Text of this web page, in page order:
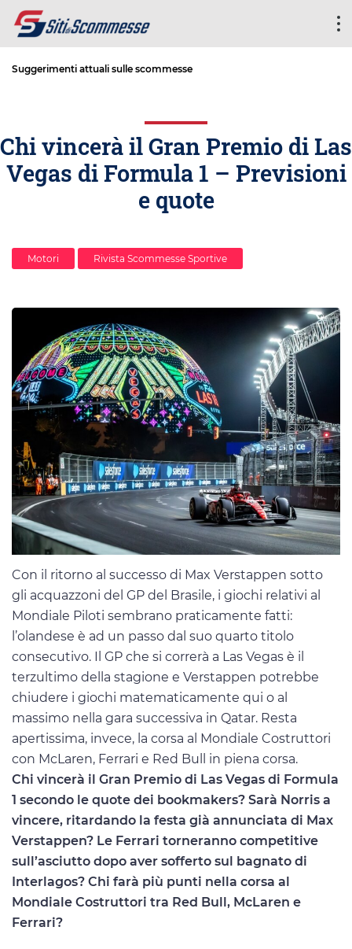
Suggerimenti attuali sulle scommesse
Chi vincerà il Gran Premio di Las
Vegas di Formula 1 – Previsioni
e quote
Motori Rivista Scommesse Sportive
Con il ritorno al successo di Max Verstappen sotto
gli acquazzoni del GP del Brasile, i giochi relativi al
Mondiale Piloti sembrano praticamente fatti:
l’olandese è ad un passo dal suo quarto titolo
consecutivo. Il GP che si correrà a Las Vegas è il
terzultimo della stagione e Verstappen potrebbe
chiudere i giochi matematicamente qui o al
massimo nella gara successiva in Qatar. Resta
apertissima, invece, la corsa al Mondiale Costruttori
con McLaren, Ferrari e Red Bull in piena corsa.
Chi vincerà il Gran Premio di Las Vegas di Formula
1 secondo le quote dei bookmakers? Sarà Norris a
vincere, ritardando la festa già annunciata di Max
Verstappen? Le Ferrari torneranno competitive
sull’asciutto dopo aver sofferto sul bagnato di
Interlagos? Chi farà più punti nella corsa al
Mondiale Costruttori tra Red Bull, McLaren e
Ferrari?